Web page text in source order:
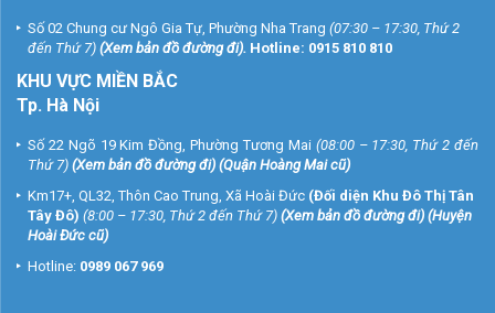
Số 02 Chung cư Ngô Gia Tự, Phường Nha Trang (07:30 – 17:30, Thứ 2
đến Thứ 7) (Xem bản đồ đường đi). Hotline: 0915 810 810
KHU VỰC MIỀN BẮC
Tp. Hà Nội
Số 22 Ngõ 19 Kim Đồng, Phường Tương Mai (08:00 – 17:30, Thứ 2 đến
Thứ 7) (Xem bản đồ đường đi) (Quận Hoàng Mai cũ)
Km17+, QL32, Thôn Cao Trung, Xã Hoài Đức (Đối diện Khu Đô Thị Tân
Tây Đô) (8:00 – 17:30, Thứ 2 đến Thứ 7) (Xem bản đồ đường đi) (Huyện
Hoài Đức cũ)
Hotline: 0989 067 969